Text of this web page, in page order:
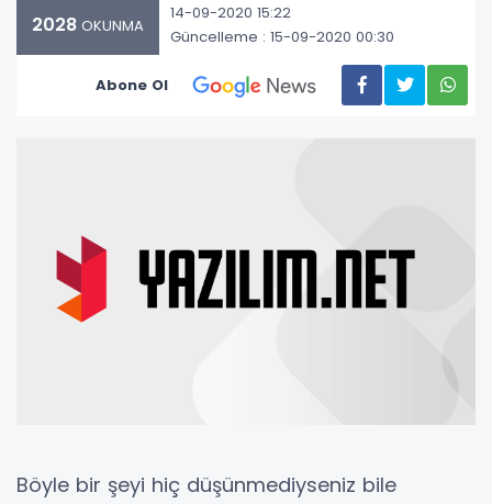
2028 OKUNMA
14-09-2020 15:22
Güncelleme : 15-09-2020 00:30
Abone Ol
Böyle bir şeyi hiç düşünmediyseniz bile